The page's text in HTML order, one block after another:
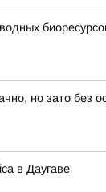
но зато без
в Даугаве